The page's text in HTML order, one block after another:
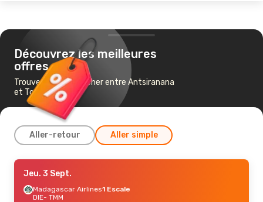
Découvrez les meilleures
offres
Trouvez un vol pas cher entre Antsiranana
et Toamasina
Aller-retour Aller simple
Lun. 24 Août
Madagascar Airlines1 Escale
DIE- TMM
Jeu. 3 Sept.
Madagascar Airlines1 Escale
DIE- TMM